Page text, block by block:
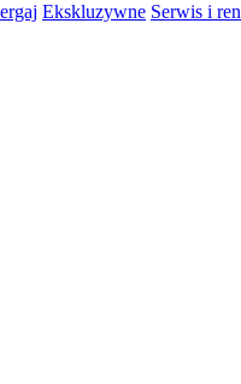
Ekskluzywne Serwis i